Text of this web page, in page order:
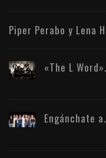
Piper Perabo y Lena
«The L
Engánchate